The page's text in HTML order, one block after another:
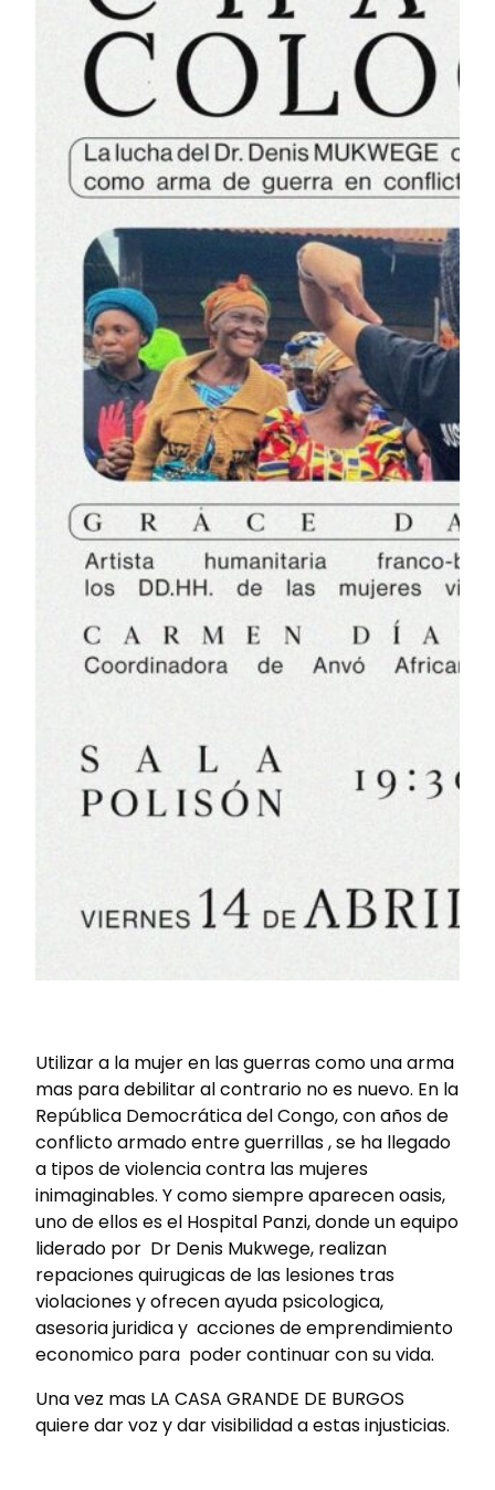
Utilizar a la mujer en las guerras como una arma
mas para debilitar al contrario no es nuevo. En la
República Democrática del Congo, con años de
conflicto armado entre guerrillas , se ha llegado
a tipos de violencia contra las mujeres
inimaginables. Y como siempre aparecen oasis,
uno de ellos es el Hospital Panzi, donde un equipo
liderado por Dr Denis Mukwege, realizan
repaciones quirugicas de las lesiones tras
violaciones y ofrecen ayuda psicologica,
asesoria juridica y acciones de emprendimiento
economico para poder continuar con su vida.
Una vez mas LA CASA GRANDE DE BURGOS
quiere dar voz y dar visibilidad a estas injusticias.